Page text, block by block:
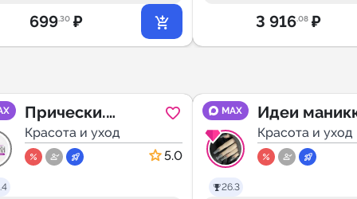
699.30 ₽ 3 916.08 ₽
Прически.
Укладки.
Мастер-классы
Красота и уход
5.0
MAX
26.3
Идеи
Красота и уход